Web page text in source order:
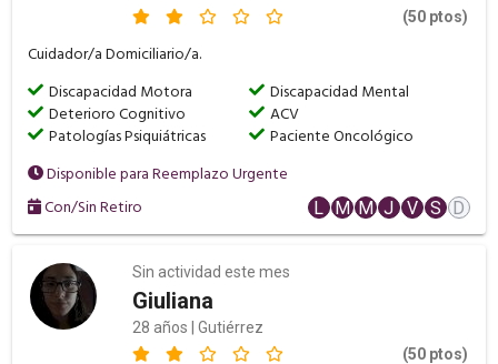
(50 ptos)
Cuidador/a Domiciliario/a.
Discapacidad Motora
Discapacidad Mental
Deterioro Cognitivo
ACV
Patologías Psiquiátricas
Paciente Oncológico
Disponible para Reemplazo Urgente
Con/Sin Retiro
L M M J V S D
Sin actividad este mes
Giuliana
28 años | Gutiérrez
(50 ptos)